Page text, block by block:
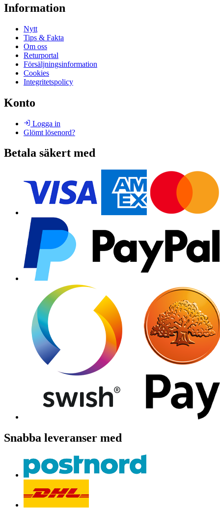
Information
Nytt
Tips & Fakta
Om oss
Returportal
Försäljningsinformation
Cookies
Integritetspolicy
Konto
Logga in
Glömt lösenord?
Betala säkert med
Snabba leveranser med